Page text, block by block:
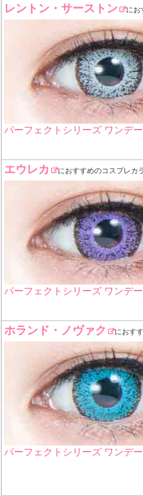
レントン・サーストン にお
パーフェクトシリーズ ワンデ
エウレカ におすすめのコスプレカ
パーフェクトシリーズ ワンデ
ホランド・ノヴァク におす
パーフェクトシリーズ ワンデ